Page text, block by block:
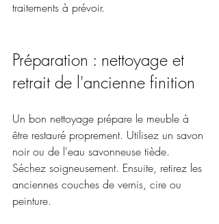
traitements à prévoir.
Préparation : nettoyage et
retrait de l'ancienne finition
Un bon nettoyage prépare le meuble à
être restauré proprement. Utilisez un savon
noir ou de l'eau savonneuse tiède.
Séchez soigneusement. Ensuite, retirez les
anciennes couches de vernis, cire ou
peinture.